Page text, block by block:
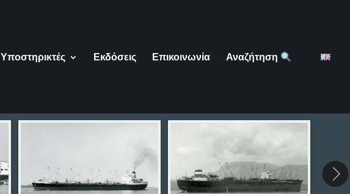
Υποστηρικτές Εκδόσεις Επικοινωνία Αναζήτηση